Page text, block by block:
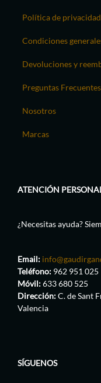
Política de privacidad
Condiciones
Devoluciones y
Preguntas Frecuentes
Nosotros
Marcas
ATENCIÓN
¿Necesitas ayuda?
Email:
Teléfono: 962 951 025
Móvil:633 680 525
Dirección:C. de Sant
Valencia
SÍGUENOS